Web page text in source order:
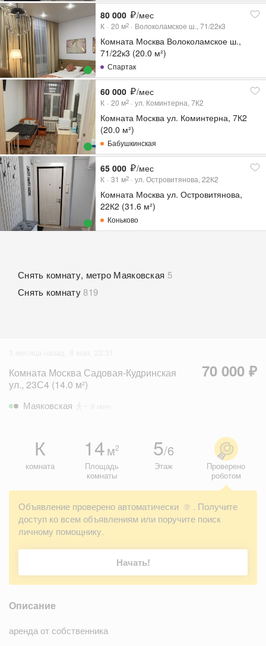
80 000 /мес
К 20 м2 Волоколамское ш., 71/22к3
Комната Москва Волоколамское ш.,
71/22к3 (20.0 м²)
Спартак
60 000 /мес
К 20 м2 ул. Коминтерна, 7К2
Комната Москва ул. Коминтерна, 7К2
(20.0 м²)
Бабушкинская
65 000 /мес
К 31 м2 ул. Островитянова, 22К2
Комната Москва ул. Островитянова,
22К2 (31.6 м²)
Коньково
Снять комнату, метро Маяковская 5
Снять комнату 819
Комната Москва Садовая-Кудринская
ул., 23С4 (14.0 м²)
70 000 ₽
Маяковская
К
комната
14м2
Площадь
комнаты
5/6
Этаж
Проверено
роботом
Объявление проверено автоматически ?
. Получите
доступ ко всем объявлениям или поручите поиск
личному помощнику.
Начать!
Описание
аренда от собственника